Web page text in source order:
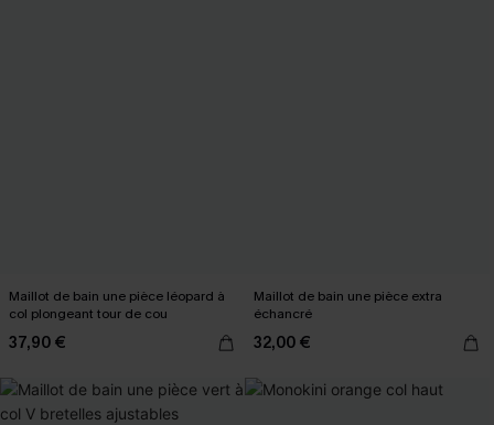
Maillot de bain une pièce léopard à
col plongeant tour de cou
37,90 €
Maillot de bain une pièce extra
échancré
32,00 €